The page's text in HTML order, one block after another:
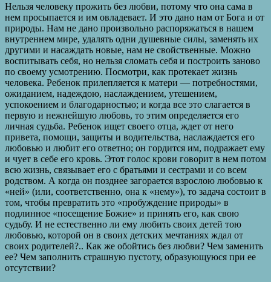
Нельзя человеку прожить без любви, потому что она сама в
нем просыпается и им овладевает. И это дано нам от Бога и от
природы. Нам не дано произвольно распоряжаться в нашем
внутреннем мире, удалять одни душевные силы, заменять их
другими и насаждать новые, нам не свойственные. Можно
воспитывать себя, но нельзя сломать себя и построить заново
по своему усмотрению. Посмотри, как протекает жизнь
человека. Ребенок прилепляется к матери — потребностями,
ожиданием, надеждою, наслаждением, утешением,
успокоением и благодарностью; и когда все это слагается в
первую и нежнейшую любовь, то этим определяется его
личная судьба. Ребенок ищет своего отца, ждет от него
привета, помощи, защиты и водительства, наслаждается его
любовью и любит его ответно; он гордится им, подражает ему
и чует в себе его кровь. Этот голос крови говорит в нем потом
всю жизнь, связывает его с братьями и сестрами и со всем
родством. А когда он позднее загорается взрослою любовью к
«ней» (или, соответственно, она к «нему»), то задача состоит в
том, чтобы превратить это «пробуждение природы» в
подлинное «посещение Божие» и принять его, как свою
судьбу. И не естественно ли ему любить своих детей тою
любовью, которой он в своих детских мечтаниях ждал от
своих родителей?.. Как же обойтись без любви? Чем заменить
ее? Чем заполнить страшную пустоту, образующуюся при ее
отсутствии?